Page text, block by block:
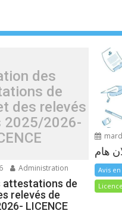
des
de
des relevés
2025/2026-
Administration
attestations de
relevés de
LICENCE
هام
Avis
Licence